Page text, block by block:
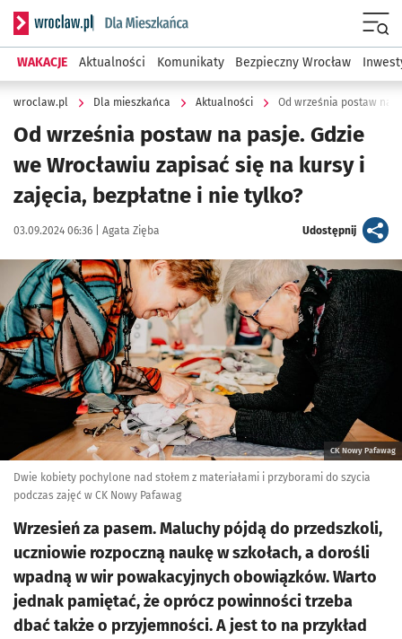
Serwis informacyjny wroclaw.pl podserwis: Dla mieszkańca
WAKACJE Aktualności Komunikaty Bezpieczny Wrocław
wroclaw.pl Dla mieszkańca Aktualności Od września postaw na
Od września postaw na pasje. Gdzie
we Wrocławiu zapisać się na kursy i
zajęcia, bezpłatne i nie tylko?
Data publikacji:
03.09.2024 06:36 | Autor:
Agata Zięba Udostępnijartykuł
Kliknij, aby powiększyć
CK Nowy Pafawag
Dwie kobiety pochylone nad stołem z materiałami i przyborami do szycia
podczas zajęć w CK Nowy Pafawag
Wrzesień za pasem. Maluchy pójdą do przedszkoli,
uczniowie rozpoczną naukę w szkołach, a dorośli
wpadną w wir powakacyjnych obowiązków. Warto
jednak pamiętać, że oprócz powinności trzeba
dbać także o przyjemności. A jest to na przykład